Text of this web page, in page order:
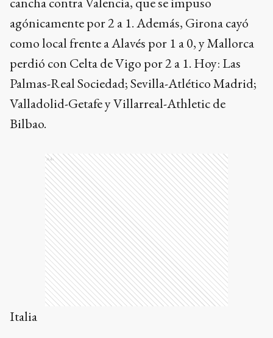
agónicamente por 2 a 1. Además, Girona cayó
como local frente a Alavés por 1 a 0, y Mallorca
perdió con Celta de Vigo por 2 a 1. Hoy: Las
Palmas-Real Sociedad; Sevilla-Atlético Madrid;
Valladolid-Getafe y Villarreal-Athletic de
Bilbao.
Ads
Italia